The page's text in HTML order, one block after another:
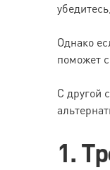
Однако
поможет
С другой
1.